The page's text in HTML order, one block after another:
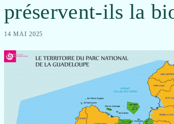
préservent-ils la
14 MAI 2025